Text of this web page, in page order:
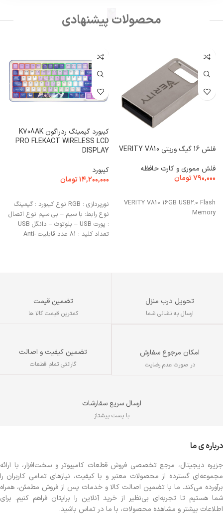
محصولات پیشنهادی
فلش 16 گیگ وریتی VERITY V810
فلش مموری و کارت حافظه
۷۹۰,۰۰۰تومان
VERITY V810 16GB USB2.0 Flash
Memory
کیبورد گیمینگ ردراگون K708AK
PRO FLEKACT WIRELESS LCD
DISPLAY
کیبورد
۱۴,۲۰۰,۰۰۰تومان
نورپردازی : RGB نوع کیبورد : گیمینگ
نوع رابط: با سیم – بی سیم نوع اتصال
: پورت USB – بلوتوث – دانگل USB
تعداد کلید : 81 عدد قابلیت Anti-
تحویل درب منزل
ارسال به نشانی شما
تضمین قیمت
کمترین قیمت کالا ها
امکان مرجوع سفارش
در صورت عدم رضایت
تضمین کیفیت و اصالت
گارانتی تمام قطعات
ارسال سریع سفارشات
با پست پیشتاز
درباره ی ما
جزیره دیجیتال، مرجع تخصصی فروش قطعات کامپیوتر و سخت‌افزار، با ارائه
مجموعه‌ای گسترده از محصولات معتبر و با کیفیت، نیازهای تمامی کاربران را
برآورده می‌کند. ما با تضمین اصالت کالا و خدمات پس از فروش مطمئن، همراه
شما هستیم تا تجربه‌ای بی‌نظیر از خرید آنلاین را برایتان فراهم کنیم. برای
اطلاعات بیشتر و مشاهده محصولات، با ما در تماس باشید.